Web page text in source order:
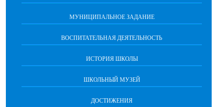
МУНИЦИПАЛЬНОЕ ЗАДАНИЕ
ВОСПИТАТЕЛЬНАЯ ДЕЯТЕЛЬНОСТЬ
ИСТОРИЯ ШКОЛЫ
ШКОЛЬНЫЙ МУЗЕЙ
ДОСТИЖЕНИЯ